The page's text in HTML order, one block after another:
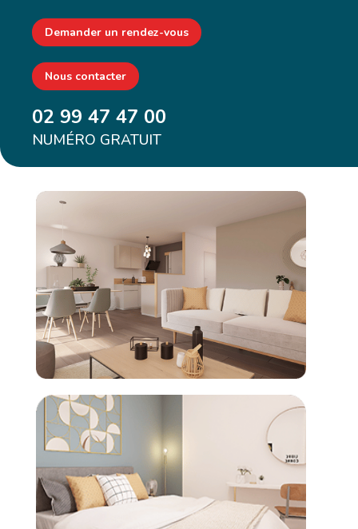
Demander un rendez-vous
Nous contacter
02 99 47 47 00
NUMÉRO GRATUIT